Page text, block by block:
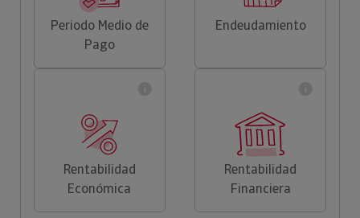
Periodo Medio de
Pago
Endeudamiento
Rentabilidad
Económica
Rentabilidad
Financiera